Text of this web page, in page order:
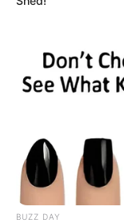
BUZZ DAY